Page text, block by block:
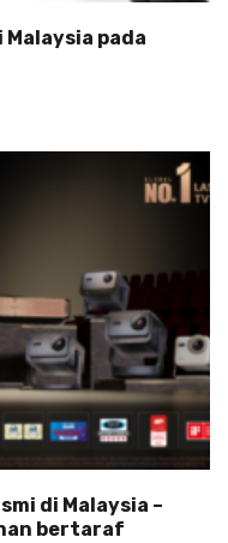
Malaysia pada
di Malaysia –
bertaraf